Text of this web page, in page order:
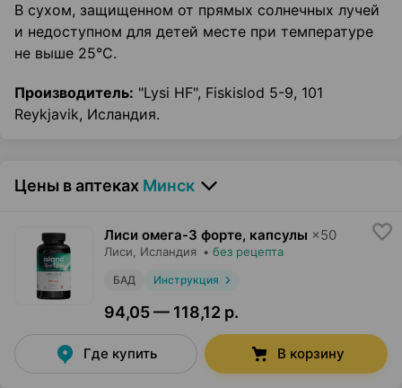
В сухом, защищенном от прямых солнечных лучей
и недоступном для детей месте при температуре
не выше 25°С.
Производитель: "Lysi HF", Fiskislod 5-9, 101
Reykjavik, Исландия.
Цены в аптеках Минск
Лиси омега-3 форте, капсулы ×50
Лиси, Исландия • без рецепта
БАД Инструкция
94,05 — 118,12 р.
Где купить В корзину